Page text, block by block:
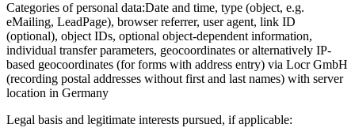
Categories of personal data:Date and time, type (object, e.g.
eMailing, LeadPage), browser referrer, user agent, link ID
(optional), object IDs, optional object-dependent information,
individual transfer parameters, geocoordinates or alternatively IP-
based geocoordinates (for forms with address entry) via Locr GmbH
(recording postal addresses without first and last names) with server
location in Germany
Legal basis and legitimate interests pursued, if applicable: